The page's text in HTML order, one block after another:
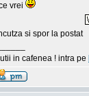
vrei
si spor la postat
in cafenea ! intra pe